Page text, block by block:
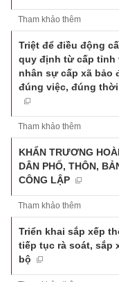
Tham khảo thêm
Triệt để điều động
quy định từ cấp tỉnh
nhân sự cấp xã bảo
đúng việc, đúng
Tham khảo thêm
KHẨN TRƯƠNG
DÂN PHỐ, THÔN,
CÔNG LẬP
Tham khảo thêm
Triển khai sắp xếp
tiếp tục rà soát, sắp
bộ